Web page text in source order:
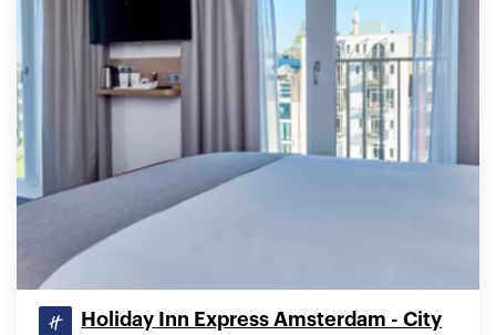
Holiday Inn Express Amsterdam - City